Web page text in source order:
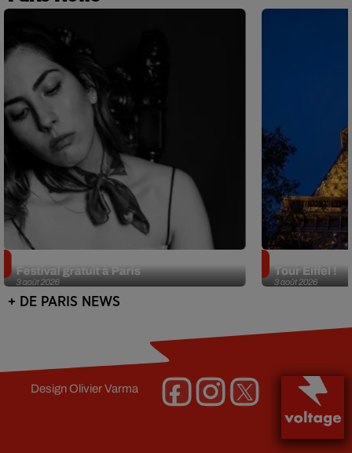
3 août 2026
Festival gratuit à Paris
3 août 2026
Tour Eiffel !
+ DE PARIS NEWS
DesignOlivier Varma